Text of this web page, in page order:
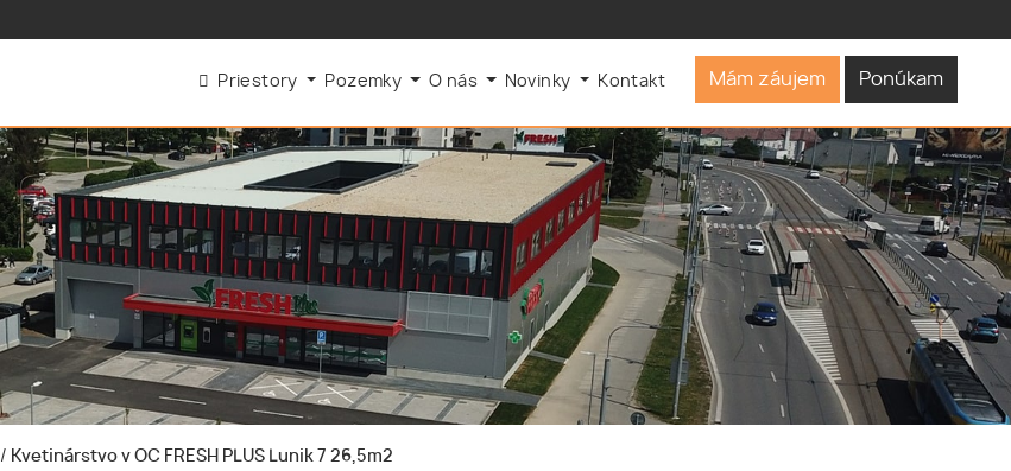
Mám záujem Ponúkam
Priestory Pozemky O nás Novinky Kontakt
/ Kvetinárstvo v OC FRESH PLUS Lunik 7 26,5m2